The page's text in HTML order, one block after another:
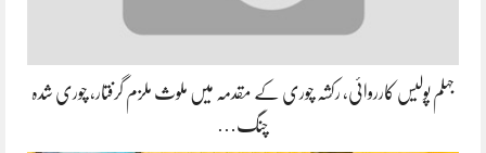
جہلم پولیس کارروائی، رکشہ چوری کے مقدمہ میں ملوث ملزم گرفتار، چوری شدہ
چنگ…